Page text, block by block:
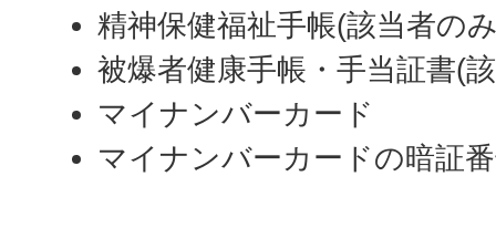
精神保健福祉手帳(該当者の
被爆者健康手帳・手当証書(
マイナンバーカード
マイナンバーカードの暗証